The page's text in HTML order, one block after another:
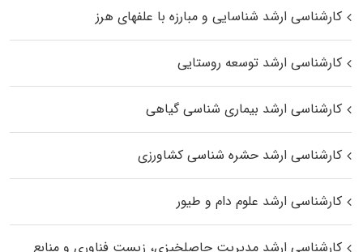
کارشناسی ارشد شناسایی و مبارزه با علفهای هرز
کارشناسی ارشد توسعه روستایی
کارشناسی ارشد بیماری‌ شناسی گیاهی
کارشناسی ارشد حشره‌ شناسی کشاورزی
کارشناسی ارشد علوم دام و طیور
کارشناسی ارشد مدیریت حاصلخیزی، زیست فناوری و منابع